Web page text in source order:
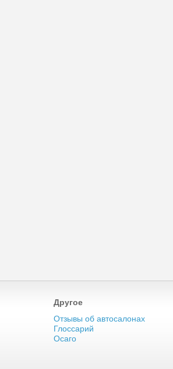
Другое
Отзывы об автосалонах
Глоссарий
Осаго